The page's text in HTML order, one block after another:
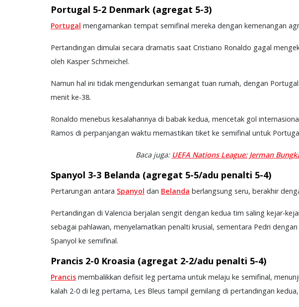
Portugal 5-2 Denmark (agregat 5-3)
Portugal mengamankan tempat semifinal mereka dengan kemenangan
Pertandingan dimulai secara dramatis saat Cristiano Ronaldo gagal
oleh Kasper Schmeichel.
Namun hal ini tidak mengendurkan semangat tuan rumah, dengan
menit ke-38.
Ronaldo menebus kesalahannya di babak kedua, mencetak gol
Ramos di perpanjangan waktu memastikan tiket ke semifinal untuk
Baca juga: UEFA Nations League: Jerman
Spanyol 3-3 Belanda (agregat 5-5/adu penalti 5-4)
Pertarungan antara Spanyol dan Belanda berlangsung seru, berakhir
Pertandingan di Valencia berjalan sengit dengan kedua tim saling kejar-
sebagai pahlawan, menyelamatkan penalti krusial, sementara Pedri
Spanyol ke semifinal.
Prancis 2-0 Kroasia (agregat 2-2/adu penalti 5-4)
Prancis membalikkan defisit leg pertama untuk melaju ke semifinal,
kalah 2-0 di leg pertama, Les Bleus tampil gemilang di pertandingan